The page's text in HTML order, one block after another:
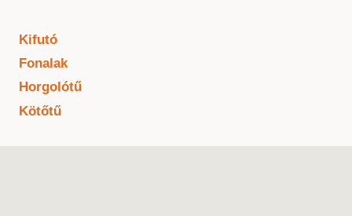
Kifutó
Fonalak
Horgolótű
Kötőtű